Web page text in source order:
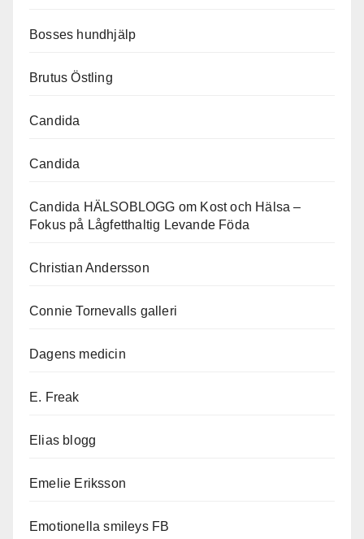
Bosses hundhjälp
Brutus Östling
Candida
Candida
Candida HÄLSOBLOGG om Kost och Hälsa –
Fokus på Lågfetthaltig Levande Föda
Christian Andersson
Connie Tornevalls galleri
Dagens medicin
E. Freak
Elias blogg
Emelie Eriksson
Emotionella smileys FB